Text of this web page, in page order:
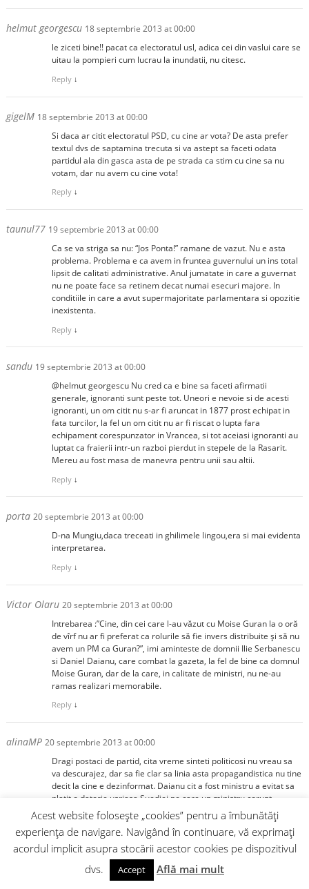
helmut georgescu 18 septembrie 2013 at 00:00
le ziceti bine!! pacat ca electoratul usl, adica cei din vaslui care se
uitau la pompieri cum lucrau la inundatii, nu citesc.
Reply ↓
gigelM 18 septembrie 2013 at 00:00
Si daca ar citit electoratul PSD, cu cine ar vota? De asta prefer
textul dvs de saptamina trecuta si va astept sa faceti odata
partidul ala din gasca asta de pe strada ca stim cu cine sa nu
votam, dar nu avem cu cine vota!
Reply ↓
taunul77 19 septembrie 2013 at 00:00
Ca se va striga sa nu: “Jos Ponta!” ramane de vazut. Nu e asta
problema. Problema e ca avem in fruntea guvernului un ins total
lipsit de calitati administrative. Anul jumatate in care a guvernat
nu ne poate face sa retinem decat numai esecuri majore. In
conditiile in care a avut supermajoritate parlamentara si opozitie
inexistenta.
Reply ↓
sandu 19 septembrie 2013 at 00:00
@helmut georgescu Nu cred ca e bine sa faceti afirmatii
generale, ignoranti sunt peste tot. Uneori e nevoie si de acesti
ignoranti, un om citit nu s-ar fi aruncat in 1877 prost echipat in
fata turcilor, la fel un om citit nu ar fi riscat o lupta fara
echipament corespunzator in Vrancea, si tot aceiasi ignoranti au
luptat ca fraierii intr-un razboi pierdut in stepele de la Rasarit.
Mereu au fost masa de manevra pentru unii sau altii.
Reply ↓
porta 20 septembrie 2013 at 00:00
D-na Mungiu,daca treceati in ghilimele lingou,era si mai evidenta
interpretarea.
Reply ↓
Victor Olaru 20 septembrie 2013 at 00:00
Intrebarea :”Cine, din cei care l-au văzut cu Moise Guran la o oră
de vîrf nu ar fi preferat ca rolurile să fie invers distribuite și să nu
avem un PM ca Guran?”, imi aminteste de domnii Ilie Serbanescu
si Daniel Daianu, care combat la gazeta, la fel de bine ca domnul
Moise Guran, dar de la care, in calitate de ministri, nu ne-au
ramas realizari memorabile.
Reply ↓
alinaMP 20 septembrie 2013 at 00:00
Dragi postaci de partid, cita vreme sinteti politicosi nu vreau sa
va descurajez, dar sa fie clar sa linia asta propagandistica nu tine
decit la cine e dezinformat. Daianu cit a fost ministru a evitat sa
platit o datorie usriasa Suediei pe care un ministru corupt
aranjase sa od ea desi tara era pe butuci, deci simplul fapt ca el a
fost onest a fost un mare avantaj. Serbanescu a facut ce i-a spus
FMI, dar simplul fapt ca nu a pus botul si nu a semnat privatizari
frauduloase a fost un cistig pentru tara. Ideea ca telectualii sau
un Guran eventual doar fiindca stie carte si e onest ar fi un
ministru mai prost ca un politruc ca Sova care nu stie nici carte si
Acest website folosește „cookies” pentru a îmbunătăți
experiența de navigare. Navigând în continuare, vă exprimați
acordul implicit asupra stocării acestor cookies pe dispozitivul
dvs.
Accept Află mai mult